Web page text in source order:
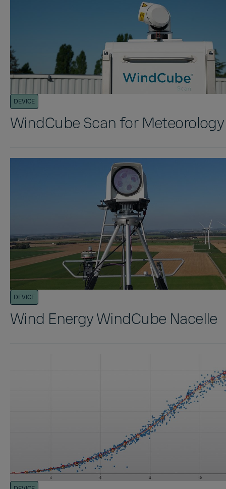
DEVICE
WindCube Scan for Meteorology
DEVICE
Wind Energy WindCube Nacelle